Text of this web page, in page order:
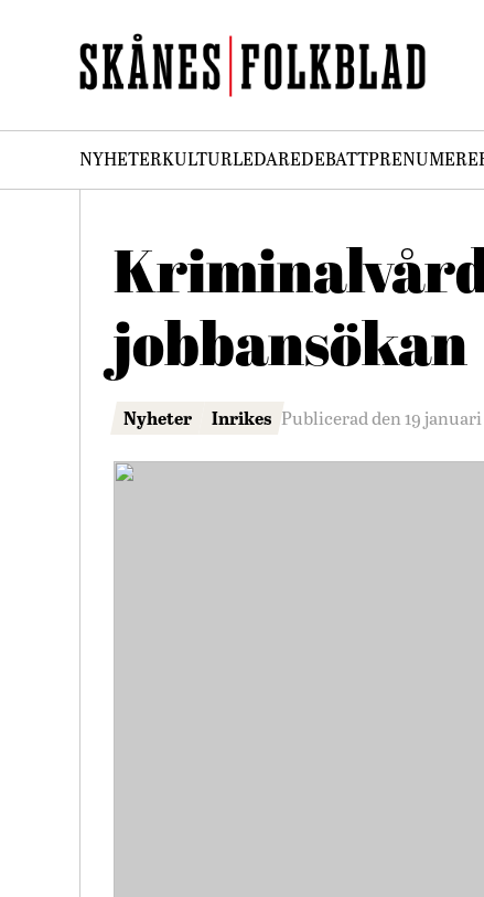
NYHETERKULTURLEDAREDEBATT
jobbansökan
Nyheter Inrikes Publicerad den 19